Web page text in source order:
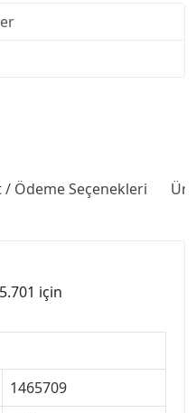
/ Ödeme Seçenekleri
için
1465709